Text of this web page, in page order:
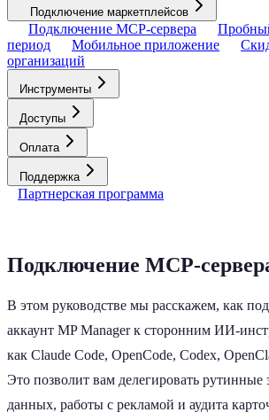
Подключение маркетплейсов
Подключение MCP-сервера
период
Мобильное приложение
организаций
Инструменты
Доступы
Оплата
Поддержка
Партнерская программа
Подключение MCP-
В этом руководстве мы расскажем, как
аккаунт MP Manager к сторонним ИИ-
как Claude Code, OpenCode, Codex,
Это позволит вам делегировать рутинные
данных, работы с рекламой и аудита